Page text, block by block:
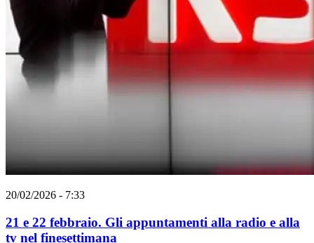
20/02/2026 - 7:33
21 e 22 febbraio. Gli appuntamenti alla radio e alla
tv nel finesettimana